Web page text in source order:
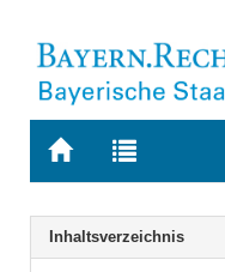
Zur
BAYERN.RECHT
Zur
letzten
Suche
Navigation
Inhaltsverzeichnis